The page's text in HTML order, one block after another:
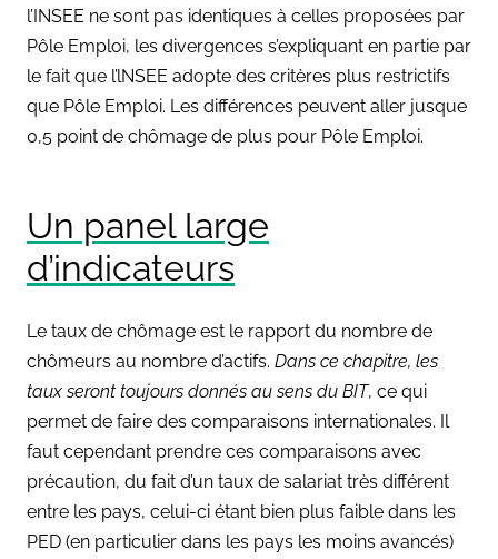
l’INSEE ne sont pas identiques à celles proposées par
Pôle Emploi, les divergences s’expliquant en partie par
le fait que l’lNSEE adopte des critères plus restrictifs
que Pôle Emploi. Les différences peuvent aller jusque
0,5 point de chômage de plus pour Pôle Emploi.
Un panel large
d’indicateurs
Le taux de chômage est le rapport du nombre de
chômeurs au nombre d’actifs. Dans ce chapitre, les
taux seront toujours donnés au sens du BIT, ce qui
permet de faire des comparaisons internationales. Il
faut cependant prendre ces comparaisons avec
précaution, du fait d’un taux de salariat très différent
entre les pays, celui-ci étant bien plus faible dans les
PED (en particulier dans les pays les moins avancés)